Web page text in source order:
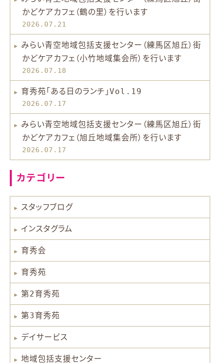
かどケアカフェ（鶴の里）を行います
2026.07.21
みらい青空地域包括支援センター（練馬区旭丘）街
かどケアカフェ（小竹地域集会所）を行います
2026.07.18
育秀苑「ある日のランチ」Vol.19
2026.07.17
みらい青空地域包括支援センター（練馬区旭丘）街
かどケアカフェ（旭丘地域集会所）を行います
2026.07.17
カテゴリー
スタッフブログ
インスタグラム
育秀会
育秀苑
第2育秀苑
第3育秀苑
デイサービス
地域包括支援センター